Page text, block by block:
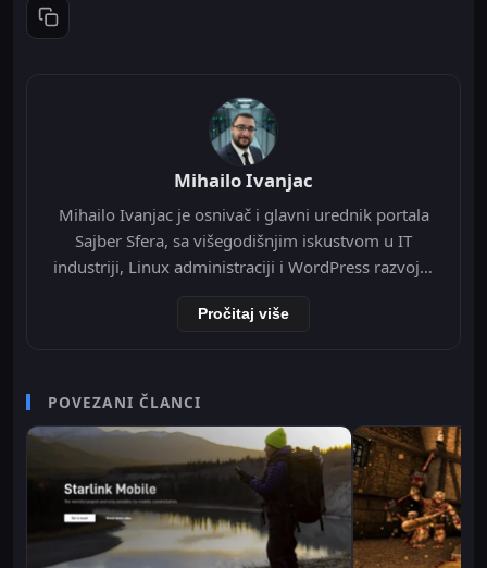
Kopiraj link
Mihailo Ivanjac
Mihailo Ivanjac je osnivač i glavni urednik portala
Sajber Sfera, sa višegodišnjim iskustvom u IT
industriji, Linux administraciji i WordPress razvoju.
object cache, Cloudflare integraciju i optimizaciju
senior video editor na RTV Belle amie, što mu
omogućava da tehničke teme predstavi jasno i
profesionalno. Sve tehničke analize i konfiguracije
na Sajber Sfera portalu zasnovane su na realnim
produkcionim implementacijama.
Pročitaj više
POVEZANI ČLANCI